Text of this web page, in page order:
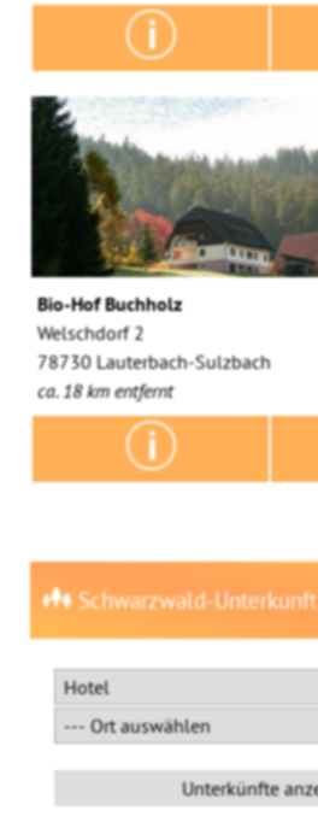
Bio-Hof Buchholz
Welschdorf 2
78730 Lauterbach-Sulzbach
ca. 18 km entfernt
Schwarzwald-Unterkunft